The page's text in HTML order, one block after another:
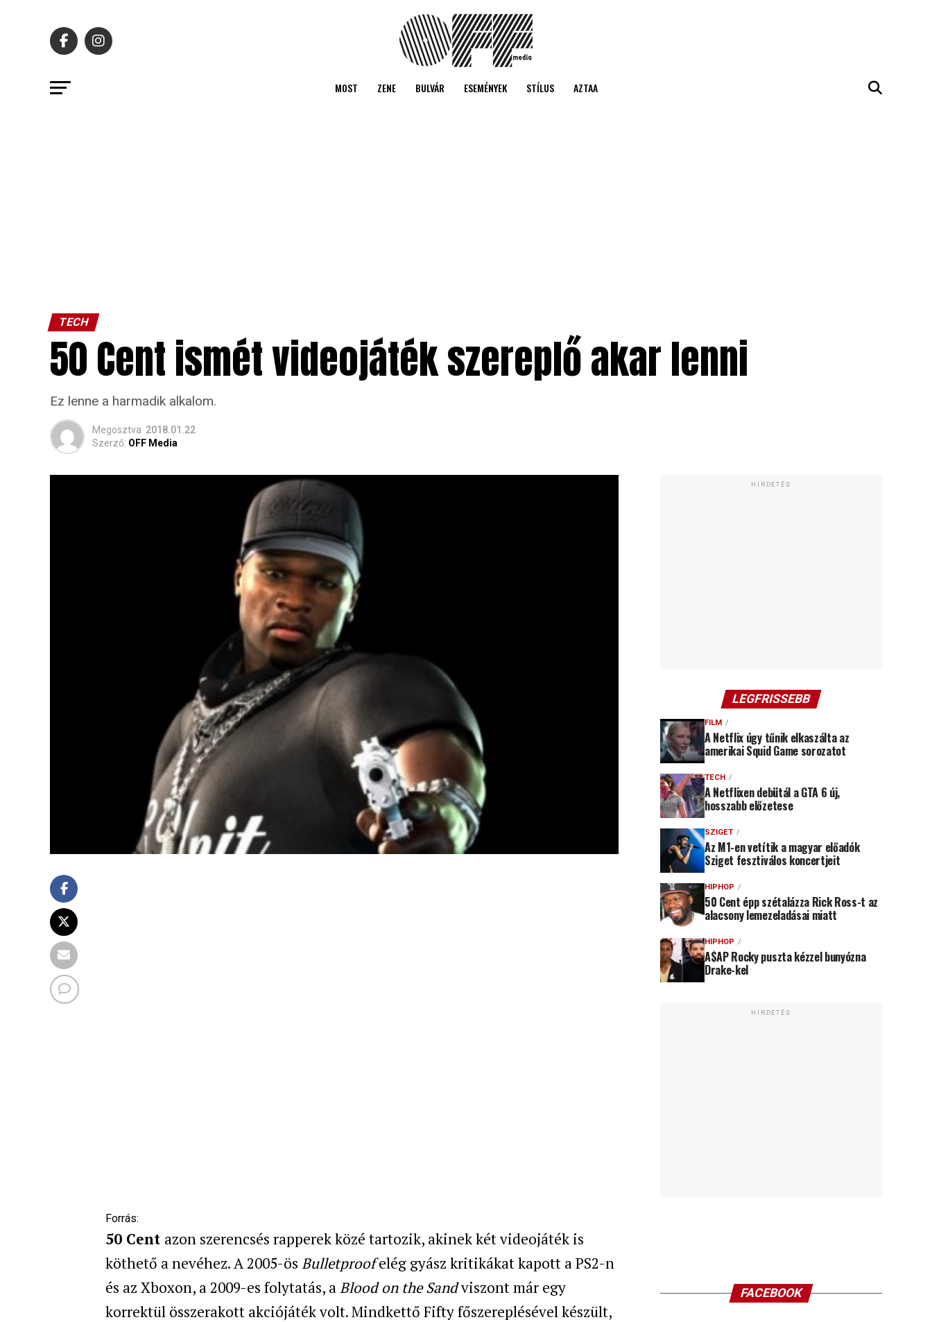
MOST ZENE BULVÁR ESEMÉNYEK STÍLUS AZTAA
TECH
50 Cent ismét videojáték szereplő akar lenni
Ez lenne a harmadik alkalom.
Megosztva 2018.01.22
Szerző: OFF Media
Forrás:
50 Cent azon szerencsés rapperek közé tartozik, akinek két videojáték is
köthető a nevéhez. A 2005-ös Bulletproofelég gyász kritikákat kapott a PS2-n
és az Xboxon, a 2009-es folytatás, aBlood on the Sandviszont már egy
korrektül összerakott akciójáték volt. Mindkettő Fifty főszereplésével készült,
HIRDETÉS
LEGFRISSEBB
FILM
A Netflix úgy tűnik elkaszálta az
amerikai Squid Game sorozatot
TECH
A Netflixen debütál a GTA 6 új,
hosszabb előzetese
SZIGET
Az M1-en vetítik a magyar előadók
Sziget fesztiválos koncertjeit
HIPHOP
50 Cent épp szétalázza Rick Ross-t az
alacsony lemezeladásai miatt
HIPHOP
A$AP Rocky puszta kézzel bunyózna
Drake-kel
HIRDETÉS
FACEBOOK